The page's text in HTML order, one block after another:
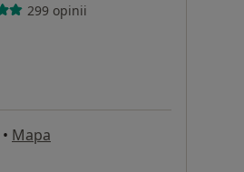
299 opinii
• Mapa